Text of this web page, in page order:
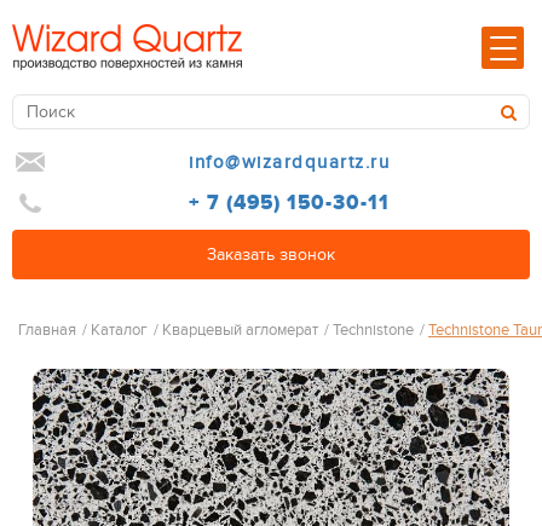
info@wizardquartz.ru
+ 7 (495) 150-30-11
Заказать звонок
Главная / Каталог / Кварцевый агломерат /Technistone /Technistone